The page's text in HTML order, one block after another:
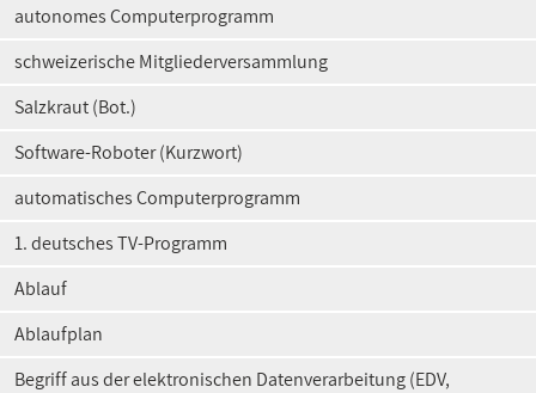
autonomes Computerprogramm
schweizerische Mitgliederversammlung
Salzkraut (Bot.)
Software-Roboter (Kurzwort)
automatisches Computerprogramm
1. deutsches TV-Programm
Ablauf
Ablaufplan
Begriff aus der elektronischen Datenverarbeitung (EDV,